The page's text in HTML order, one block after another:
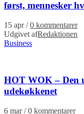
først, mennesker
15 apr / 0 kommentarer
Udgivet afRedaktionen
Business
HOT WOK – Den
udekøkkenet
6 mar / 0 kommentarer